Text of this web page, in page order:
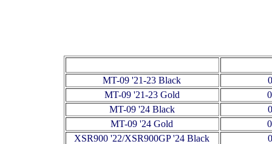
MT-09 '21-23 Black
MT-09 '21-23 Gold
MT-09 '24 Black
MT-09 '24 Gold
XSR900 '22/XSR900GP '24 Black